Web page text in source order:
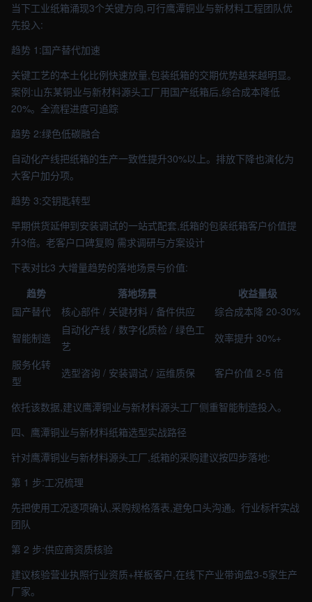
当下工业纸箱涌现3个关键方向,可行鹰潭铜业与新材料工程团队优
先投入:
趋势 1:国产替代加速
关键工艺的本土化比例快速放量,包装纸箱的交期优势越来越明显。
案例:山东某铜业与新材料源头工厂用国产纸箱后,综合成本降低
20%。全流程进度可追踪
趋势 2:绿色低碳融合
自动化产线把纸箱的生产一致性提升30%以上。排放下降也演化为
大客户加分项。
趋势 3:交钥匙转型
早期供货延伸到安装调试的一站式配套,纸箱的包装纸箱客户价值提
升3倍。老客户口碑复购 需求调研与方案设计
下表对比3 大增量趋势的落地场景与价值:
趋势
落地场景
收益量级
国产替代
核心部件 / 关键材料 / 备件供应
综合成本降 20-30%
智能制造
自动化产线 / 数字化质检 / 绿色工
艺
效率提升 30%+
服务化转
型
选型咨询 / 安装调试 / 运维质保 客户价值 2-5 倍
依托该数据,建议鹰潭铜业与新材料源头工厂侧重智能制造投入。
四、鹰潭铜业与新材料纸箱选型实战路径
针对鹰潭铜业与新材料源头工厂,纸箱的采购建议按四步落地:
第 1 步:工况梳理
先把使用工况逐项确认,采购规格落表,避免口头沟通。行业标杆实战
团队
第 2 步:供应商资质核验
建议核验营业执照行业资质+样板客户,在线下产业带询盘3-5家生产
厂家。